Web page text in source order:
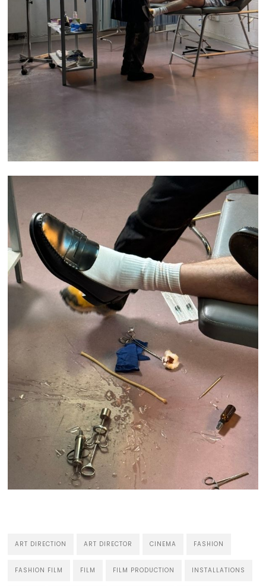
ART DIRECTION ART DIRECTOR CINEMA FASHION
FASHION FILM FILM FILM PRODUCTION INSTALLATIONS